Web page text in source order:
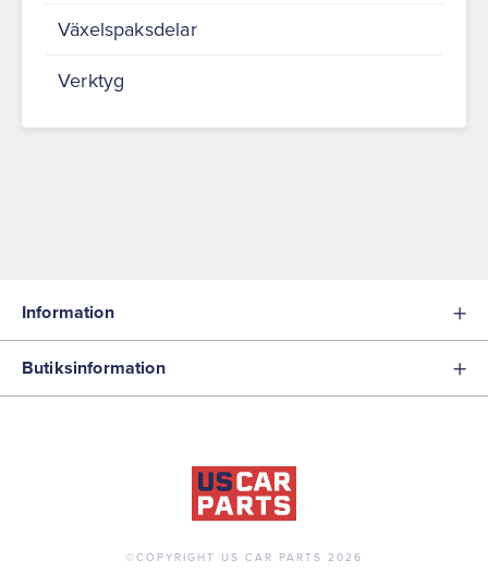
Växelspaksdelar
Verktyg
Information
Butiksinformation
©COPYRIGHT US CAR PARTS 2026